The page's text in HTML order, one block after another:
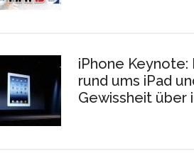
iPhone Keynote:
rund ums iPad
Gewissheit über